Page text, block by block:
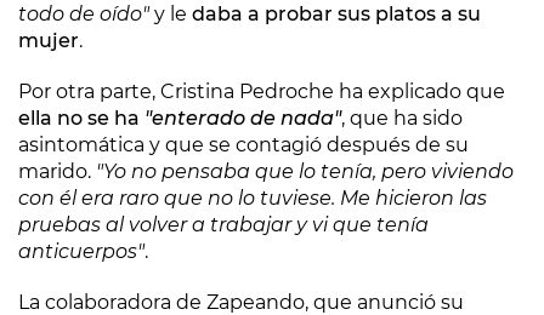
todo de oído"y le daba a probar sus platos a su
mujer.
Por otra parte, Cristina Pedroche ha explicado que
ella no se ha "enterado de nada", que ha sido
asintomática y que se contagió después de su
marido. "Yo no pensaba que lo tenía, pero viviendo
con él era raro que no lo tuviese. Me hicieron las
pruebas al volver a trabajar y vi que tenía
anticuerpos".
La colaboradora de Zapeando, que anunció su